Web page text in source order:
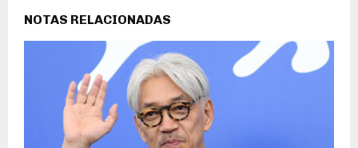
NOTAS RELACIONADAS